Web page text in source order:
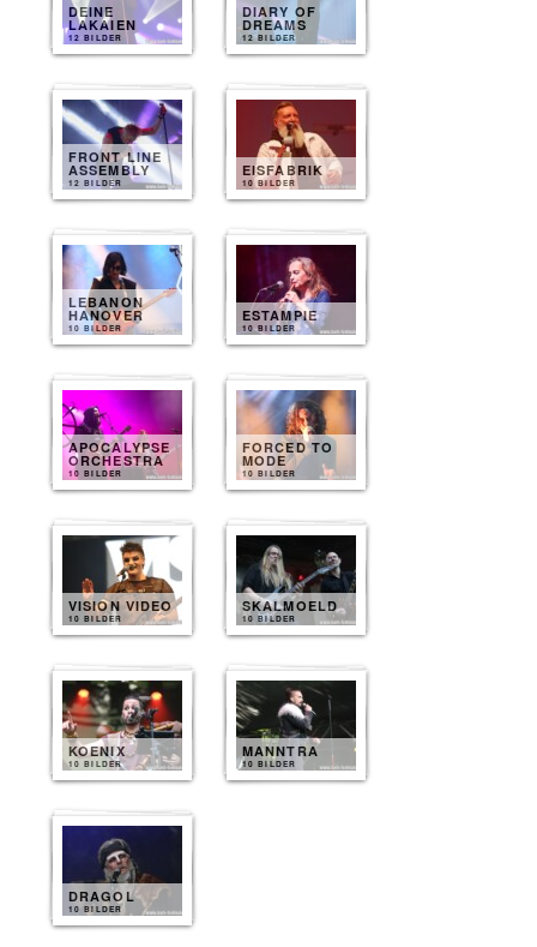
DEINE
LAKAIEN
12 BILDER
DIARY OF
DREAMS
12 BILDER
FRONT LINE
ASSEMBLY
12 BILDER
EISFABRIK
10 BILDER
LEBANON
HANOVER
10 BILDER
ESTAMPIE
10 BILDER
APOCALYPSE
ORCHESTRA
10 BILDER
FORCED TO
MODE
10 BILDER
VISION VIDEO
10 BILDER
SKALMOELD
10 BILDER
KOENIX
10 BILDER
MANNTRA
10 BILDER
DRAGOL
10 BILDER